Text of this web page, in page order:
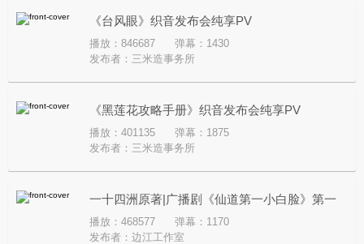
《台风眼》织音发布会纯享PV
播放：846687
弹幕：1430
发布者： 三米造事务所
《黑莲花攻略手册》织音发布会纯享PV
播放：401135
弹幕：1875
发布者： 三米造事务所
一十四洲原著|广播剧《仙道第一小白脸》第一
季·织音发布会纯享PV
播放：468577
弹幕：1170
发布者： 边江工作室